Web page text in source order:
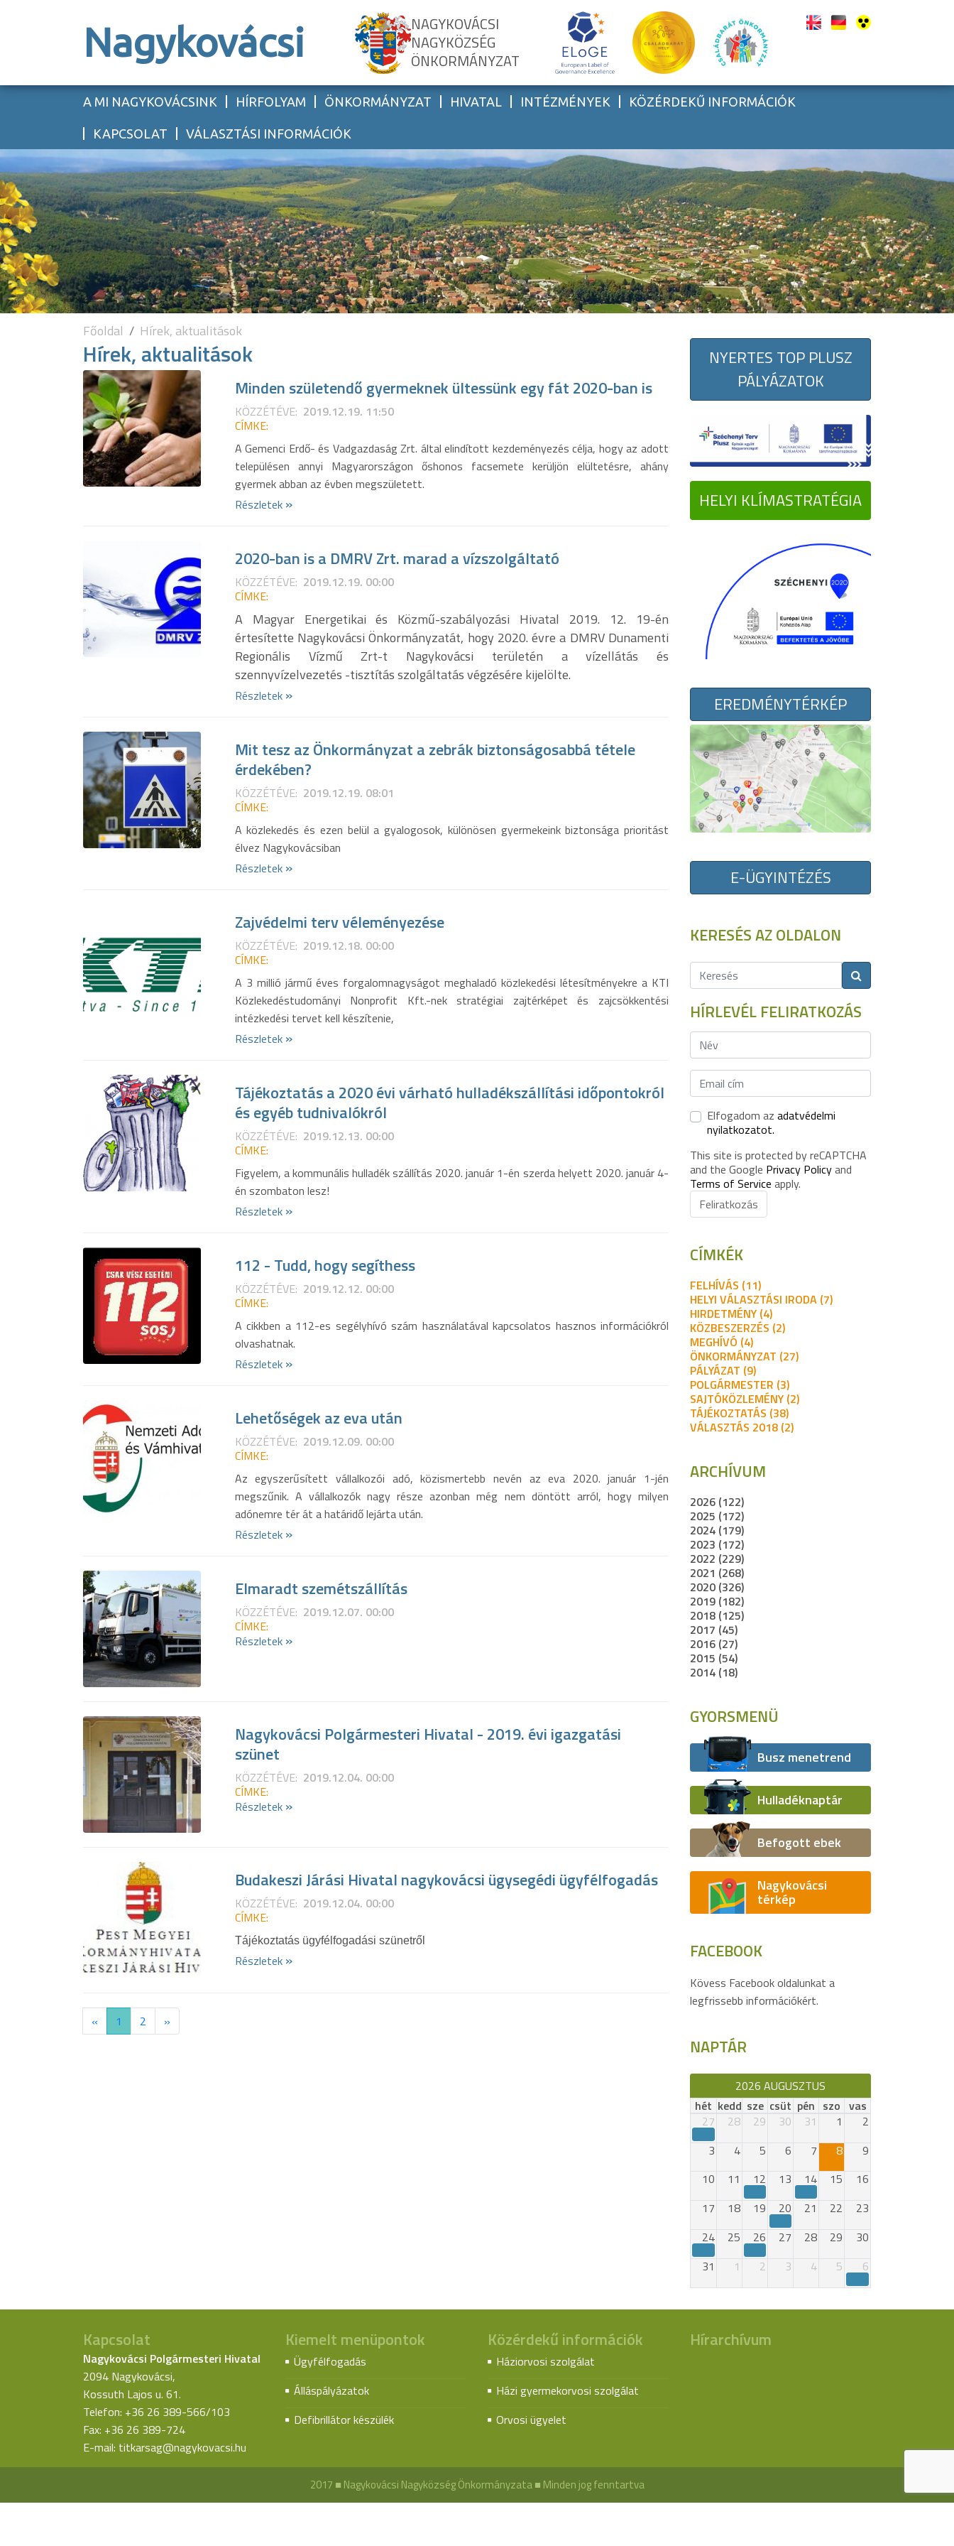
Nagykovácsi
NAGYKOVÁCSI
NAGYKÖZSÉG
ÖNKORMÁNYZAT
A MI NAGYKOVÁCSINK HÍRFOLYAM ÖNKORMÁNYZAT HIVATAL INTÉZMÉNYEK KÖZÉRDEKŰ INFORMÁCIÓK
KAPCSOLAT VÁLASZTÁSI INFORMÁCIÓK
Főoldal Hírek, aktualitások
Hírek, aktualitások
Minden születendő gyermeknek ültessünk egy fát 2020-ban is
KÖZZÉTÉVE: 2019.12.19. 11:50
CÍMKE:
A Gemenci Erdő- és Vadgazdaság Zrt. által elindított kezdeményezés célja, hogy az adott
településen annyi Magyarországon őshonos facsemete kerüljön elültetésre, ahány
gyermek abban az évben megszületett.
Részletek »
2020-ban is a DMRV Zrt. marad a vízszolgáltató
KÖZZÉTÉVE: 2019.12.19. 00:00
CÍMKE:
A Magyar Energetikai és Közmű-szabályozási Hivatal 2019. 12. 19-én
értesítette Nagykovácsi Önkormányzatát, hogy 2020. évre a DMRV Dunamenti
Regionális Vízmű Zrt-t Nagykovácsi területén a vízellátás és
szennyvízelvezetés -tisztítás szolgáltatás végzésére kijelölte.
Részletek »
Mit tesz az Önkormányzat a zebrák biztonságosabbá tétele
érdekében?
KÖZZÉTÉVE: 2019.12.19. 08:01
CÍMKE:
A közlekedés és ezen belül a gyalogosok, különösen gyermekeink biztonsága prioritást
élvez Nagykovácsiban
Részletek »
Zajvédelmi terv véleményezése
KÖZZÉTÉVE: 2019.12.18. 00:00
CÍMKE:
A 3 millió jármű éves forgalomnagyságot meghaladó közlekedési létesítményekre a KTI
Közlekedéstudományi Nonprofit Kft.-nek stratégiai zajtérképet és zajcsökkentési
intézkedési tervet kell készítenie,
Részletek »
Tájékoztatás a 2020 évi várható hulladékszállítási időpontokról
és egyéb tudnivalókról
KÖZZÉTÉVE: 2019.12.13. 00:00
CÍMKE:
Figyelem, a kommunális hulladék szállítás 2020. január 1-én szerda helyett 2020. január 4-
én szombaton lesz!
Részletek »
112 - Tudd, hogy segíthess
KÖZZÉTÉVE: 2019.12.12. 00:00
CÍMKE:
A cikkben a 112-es segélyhívó szám használatával kapcsolatos hasznos információkról
olvashatnak.
Részletek »
Lehetőségek az eva után
KÖZZÉTÉVE: 2019.12.09. 00:00
CÍMKE:
Az egyszerűsített vállalkozói adó, közismertebb nevén az eva 2020. január 1-jén
megszűnik. A vállalkozók nagy része azonban még nem döntött arról, hogy milyen
adónemre tér át a határidő lejárta után.
Részletek »
Elmaradt szemétszállítás
KÖZZÉTÉVE: 2019.12.07. 00:00
CÍMKE:
Részletek »
Nagykovácsi Polgármesteri Hivatal - 2019. évi igazgatási
szünet
KÖZZÉTÉVE: 2019.12.04. 00:00
CÍMKE:
Részletek »
Budakeszi Járási Hivatal nagykovácsi ügysegédi ügyfélfogadás
KÖZZÉTÉVE: 2019.12.04. 00:00
CÍMKE:
Tájékoztatás ügyfélfogadási szünetről
Részletek »
« 1 2 »
NYERTES TOP PLUSZ
PÁLYÁZATOK
HELYI KLÍMASTRATÉGIA
EREDMÉNYTÉRKÉP
E-ÜGYINTÉZÉS
KERESÉS AZ OLDALON
HÍRLEVÉL FELIRATKOZÁS
Elfogadom az adatvédelmi
nyilatkozatot.
This site is protected by reCAPTCHA
and the Google Privacy Policyand
Terms of Service apply.
Feliratkozás
CÍMKÉK
FELHÍVÁS (11)
HELYI VÁLASZTÁSI IRODA (7)
HIRDETMÉNY (4)
KÖZBESZERZÉS (2)
MEGHÍVÓ (4)
ÖNKORMÁNYZAT (27)
PÁLYÁZAT (9)
POLGÁRMESTER (3)
SAJTÓKÖZLEMÉNY (2)
TÁJÉKOZTATÁS (38)
VÁLASZTÁS 2018 (2)
ARCHÍVUM
2026 (122)
2025 (172)
2024 (179)
2023 (172)
2022 (229)
2021 (268)
2020 (326)
2019 (182)
2018 (125)
2017 (45)
2016 (27)
2015 (54)
2014 (18)
GYORSMENÜ
Busz menetrend
Hulladéknaptár
Befogott ebek
Nagykovácsi
térkép
FACEBOOK
Kövess Facebook oldalunkat a
legfrissebb információkért.
NAPTÁR
2026 AUGUSZTUS
hét kedd sze csüt pén szo vas
27
28 29 30 31 1
2
3
4 5 6 7 8
9
10
11 12 13 14 15
16
17
18 19 20 21 22
23
24
25 26 27 28 29
30
31
1 2 3 4 5 6
Kapcsolat
Nagykovácsi Polgármesteri Hivatal
2094 Nagykovácsi,
Kossuth Lajos u. 61.
Telefon: +36 26 389-566/103
Fax: +36 26 389-724
E-mail: titkarsag@nagykovacsi.hu
Kiemelt menüpontok
Ügyfélfogadás
Álláspályázatok
Defibrillátor készülék
Közérdekű információk
Háziorvosi szolgálat
Házi gyermekorvosi szolgálat
Orvosi ügyelet
Hírarchívum
2017 ■ Nagykovácsi Nagyközség Önkormányzata ■ Minden jog fenntartva